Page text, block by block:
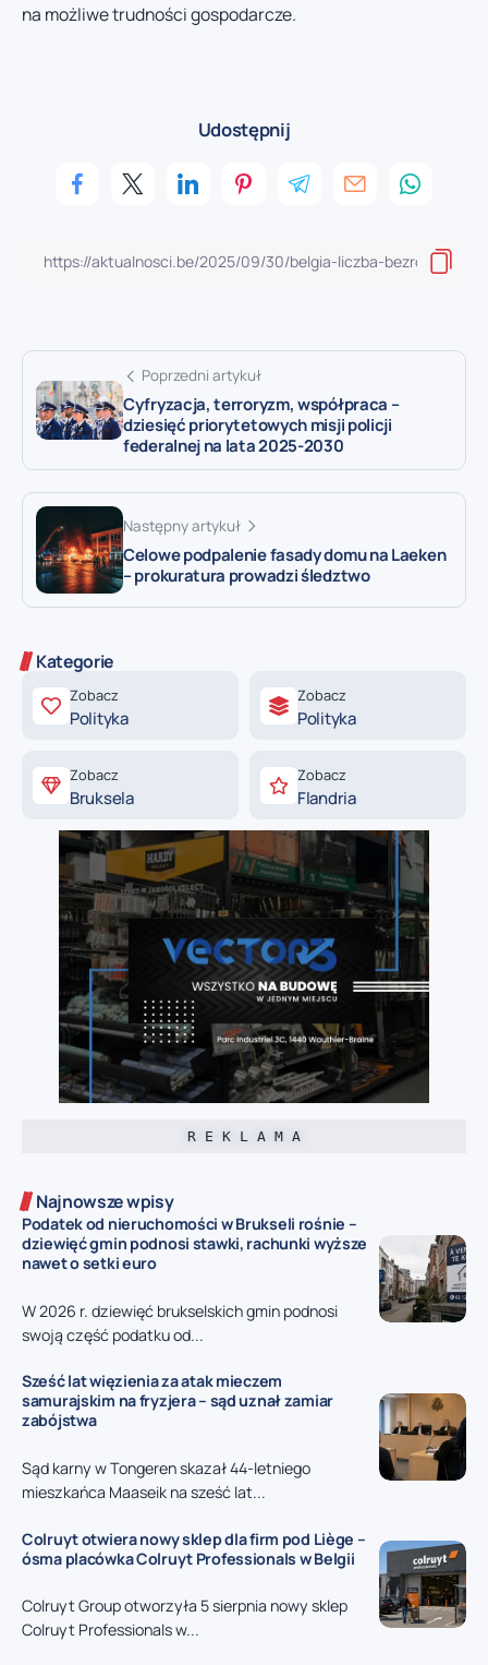
na możliwe trudności gospodarcze.
Udostępnij
Poprzedni artykuł
Cyfryzacja, terroryzm, współpraca –
dziesięć priorytetowych misji policji
federalnej na lata 2025-2030
Następny artykuł
Celowe podpalenie fasady domu na Laeken
– prokuratura prowadzi śledztwo
Kategorie
Zobacz
Polityka
Zobacz
Polityka
Zobacz
Bruksela
Zobacz
Flandria
R E K L A M A
Najnowsze wpisy
Podatek od nieruchomości w Brukseli rośnie –
dziewięć gmin podnosi stawki, rachunki wyższe
nawet o setki euro
W 2026 r. dziewięć brukselskich gmin podnosi
swoją część podatku od...
Sześć lat więzienia za atak mieczem
samurajskim na fryzjera – sąd uznał zamiar
zabójstwa
Sąd karny w Tongeren skazał 44-letniego
mieszkańca Maaseik na sześć lat...
Colruyt otwiera nowy sklep dla firm pod Liège –
ósma placówka Colruyt Professionals w Belgii
Colruyt Group otworzyła 5 sierpnia nowy sklep
Colruyt Professionals w...